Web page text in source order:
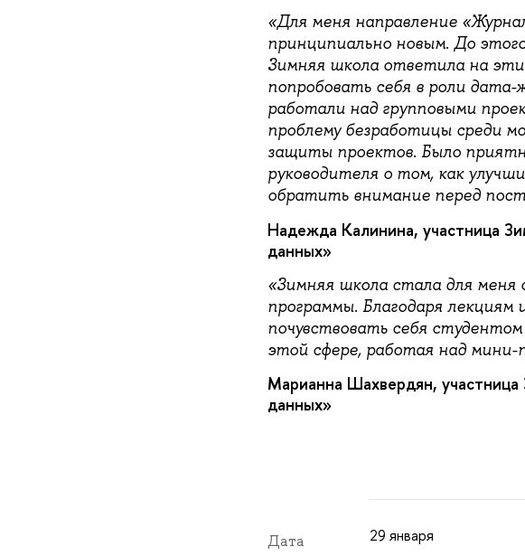
«Для меня направление
принципиально новым. До
Зимняя школа ответила на
попробовать себя в роли
работали над групповыми
проблему безработицы среди
защиты проектов. Было
руководителя о том, как
обратить внимание перед
Надежда Калинина, участница
данных»
«Зимняя школа стала для
программы. Благодаря лекциям
почувствовать себя
этой сфере, работая над
Марианна Шахвердян,
данных»
Дата 29 января